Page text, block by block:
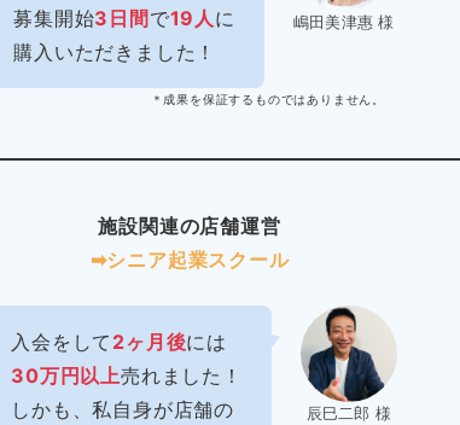
嶋田美津惠 様
募集開始3日間 で19人に
購入いただきました！
＊成果を保証するものではありません。
施設関連の店舗運営
➡︎シニア起業スクール
辰巳二郎 様
入会をして 2ヶ月後には
30万円以上売れました！
しかも、私自身が店舗の